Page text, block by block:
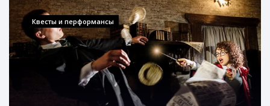
Квесты и перформансы